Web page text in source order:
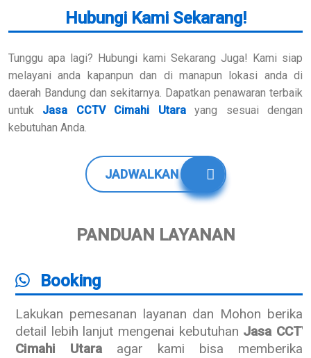
Hubungi Kami Sekarang!
Tunggu apa lagi? Hubungi kami Sekarang Juga! Kami siap
melayani anda kapanpun dan di manapun lokasi anda di
daerah Bandung dan sekitarnya. Dapatkan penawaran terbaik
untuk Jasa CCTV Cimahi Utarayang sesuai dengan
kebutuhan Anda.
JADWALKAN
PANDUAN LAYANAN
Booking
Lakukan pemesanan layanan dan Mohon berikan
detail lebih lanjut mengenai kebutuhan Jasa CCTV
Cimahi Utaraagar kami bisa memberikan